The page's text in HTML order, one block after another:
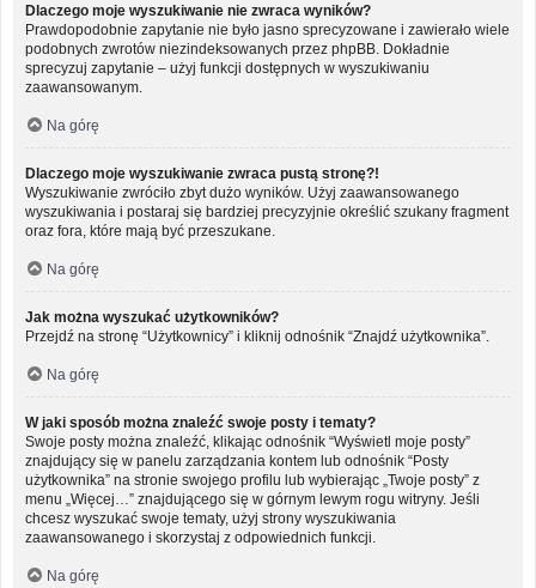
Dlaczego moje wyszukiwanie nie zwraca wyników?
Prawdopodobnie zapytanie nie było jasno sprecyzowane i zawierało wiele
podobnych zwrotów niezindeksowanych przez phpBB. Dokładnie
sprecyzuj zapytanie – użyj funkcji dostępnych w wyszukiwaniu
zaawansowanym.
Na górę
Dlaczego moje wyszukiwanie zwraca pustą stronę?!
Wyszukiwanie zwróciło zbyt dużo wyników. Użyj zaawansowanego
wyszukiwania i postaraj się bardziej precyzyjnie określić szukany fragment
oraz fora, które mają być przeszukane.
Na górę
Jak można wyszukać użytkowników?
Przejdź na stronę “Użytkownicy” i kliknij odnośnik “Znajdź użytkownika”.
Na górę
W jaki sposób można znaleźć swoje posty i tematy?
Swoje posty można znaleźć, klikając odnośnik “Wyświetl moje posty”
znajdujący się w panelu zarządzania kontem lub odnośnik “Posty
użytkownika” na stronie swojego profilu lub wybierając „Twoje posty” z
menu „Więcej…” znajdującego się w górnym lewym rogu witryny. Jeśli
chcesz wyszukać swoje tematy, użyj strony wyszukiwania
zaawansowanego i skorzystaj z odpowiednich funkcji.
Na górę